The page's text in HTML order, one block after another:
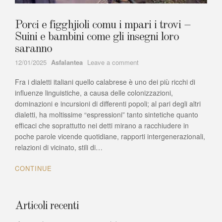
Porci e figghjioli comu i mpari i trovi –
Suini e bambini come gli insegni loro
saranno
12/01/2025 Author
Asfalantea Leave a comment
e
figghjioli
comu
i
trovi
Fra i dialetti italiani quello calabrese è uno dei più ricchi di
influenze linguistiche, a causa delle colonizzazioni,
dominazioni e incursioni di differenti popoli; al pari degli altri
dialetti, ha moltissime “espressioni” tanto sintetiche quanto
efficaci che soprattutto nei detti mirano a racchiudere in
poche parole vicende quotidiane, rapporti intergenerazionali,
relazioni di vicinato, stili di…
CONTINUE
Articoli recenti